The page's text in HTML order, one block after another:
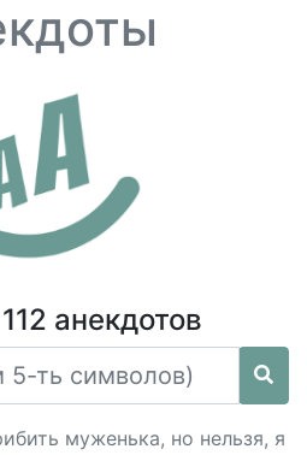
анекдотов
муженька, но нельзя, я